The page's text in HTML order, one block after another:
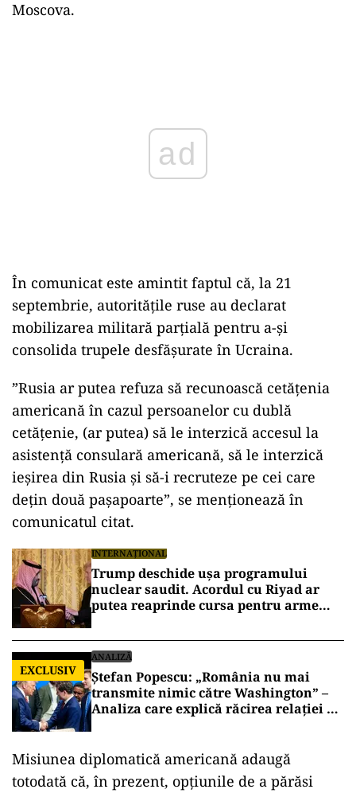
Moscova.
ad
În comunicat este amintit faptul că, la 21
septembrie, autorităţile ruse au declarat
mobilizarea militară parţială pentru a-şi
consolida trupele desfăşurate în Ucraina.
”Rusia ar putea refuza să recunoască cetăţenia
americană în cazul persoanelor cu dublă
cetăţenie, (ar putea) să le interzică accesul la
asistenţă consulară americană, să le interzică
ieşirea din Rusia şi să-i recruteze pe cei care
deţin două paşapoarte”, se menţionează în
comunicatul citat.
INTERNAȚIONAL
Trump deschide ușa programului
nuclear saudit. Acordul cu Riyad ar
putea reaprinde cursa pentru arme
EXCLUSIV
ANALIZĂ
Ștefan Popescu: „România nu mai
transmite nimic către Washington” –
Analiza care explică răcirea relației cu
Misiunea diplomatică americană adaugă
totodată că, în prezent, opţiunile de a părăsi